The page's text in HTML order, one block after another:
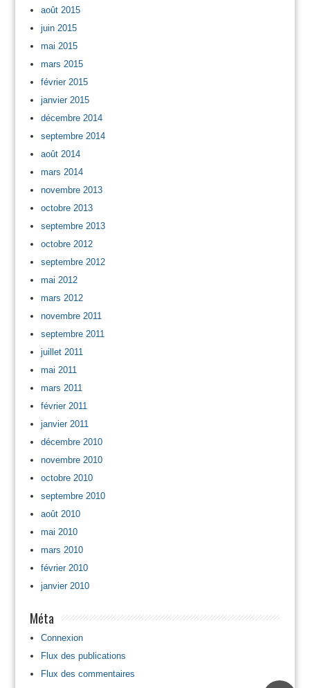
août 2015
juin 2015
mai 2015
mars 2015
février 2015
janvier 2015
décembre 2014
septembre 2014
août 2014
mars 2014
novembre 2013
octobre 2013
septembre 2013
octobre 2012
septembre 2012
mai 2012
mars 2012
novembre 2011
septembre 2011
juillet 2011
mai 2011
mars 2011
février 2011
janvier 2011
décembre 2010
novembre 2010
octobre 2010
septembre 2010
août 2010
mai 2010
mars 2010
février 2010
janvier 2010
Méta
Connexion
Flux des publications
Flux des commentaires